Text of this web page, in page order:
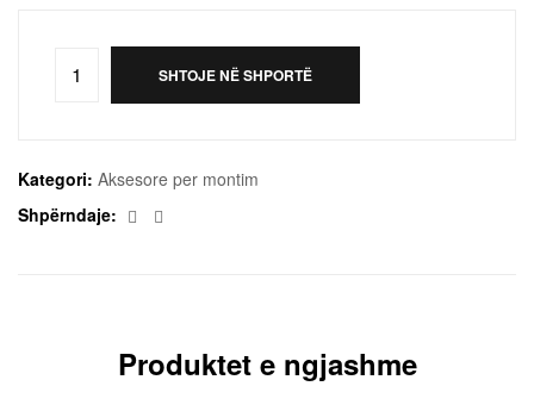
SHTOJE NË SHPORTË
Kategori: Aksesore per montim
Shpërndaje:
Facebook
Produktet e ngjashme